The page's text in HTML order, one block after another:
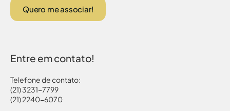
Quero me associar!
Entre em contato!
Telefone de contato:
(21) 3231-7799
(21) 2240-6070